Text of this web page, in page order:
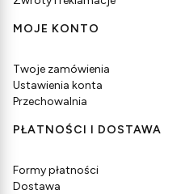
MOJE KONTO
Twoje zamówienia
Ustawienia konta
Przechowalnia
PŁATNOŚCI I DOSTAWA
Formy płatności
Dostawa